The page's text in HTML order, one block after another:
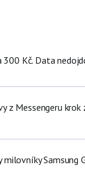
Kč. Data
z Messengeru krok
Samsung